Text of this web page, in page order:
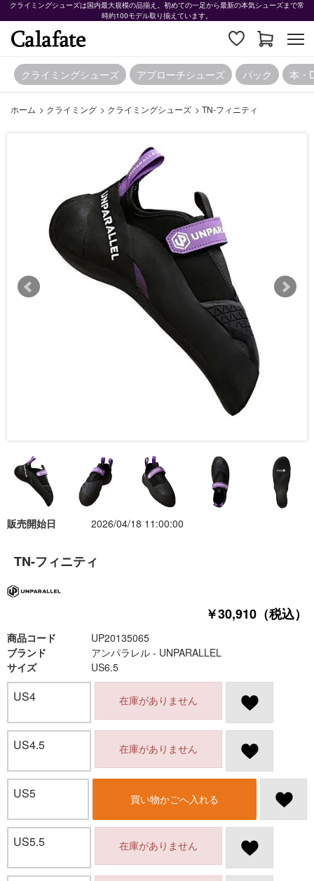
クライミングシューズは国内最大規模の品揃え。初めての一足から最新の本気シューズまで常
時約100モデル取り揃えています。
クライミングシューズ アプローチシューズ パック 本・
ホーム > クライミング > クライミングシューズ > TN-フィニティ
TN-フィニティ
￥30,910（税込）
商品コード UP20135065
販売開始日 2026/04/18 11:00:00
ブランド
アンパラレル - UNPARALLEL
サイズ
US6.5
US4 在庫がありません
US4.5 在庫がありません
US5 買い物かごへ入れる
US5.5 在庫がありません